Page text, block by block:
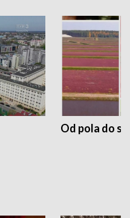
Od pola do